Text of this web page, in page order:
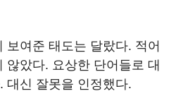
보여준 태도는 달랐다. 적어
않았다. 요상한 단어들로 대
대신 잘못을 인정했다.